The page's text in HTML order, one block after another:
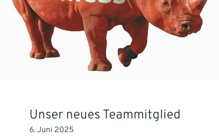
Unser neues Teammitglied
6. Juni 2025